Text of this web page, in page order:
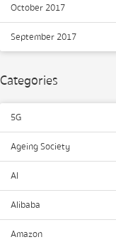
October 2017
September 2017
Categories
5G
Ageing Society
AI
Alibaba
Amazon